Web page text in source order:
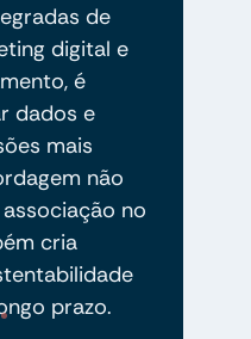
de
digital e
é
dados e
mais
não
no
cria
prazo.